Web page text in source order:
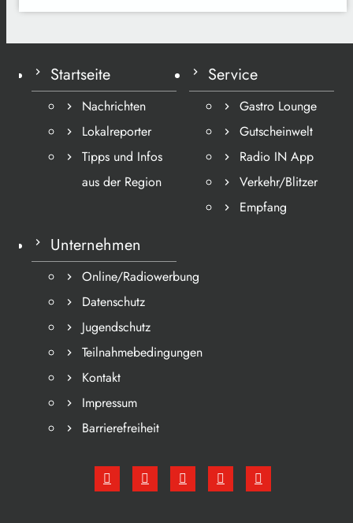
Startseite
Nachrichten
Lokalreporter
Tipps und Infos
aus der Region
Service
Gastro Lounge
Gutscheinwelt
Radio IN App
Verkehr/Blitzer
Empfang
Unternehmen
Online/Radiowerbung
Datenschutz
Jugendschutz
Teilnahmebedingungen
Kontakt
Impressum
Barrierefreiheit